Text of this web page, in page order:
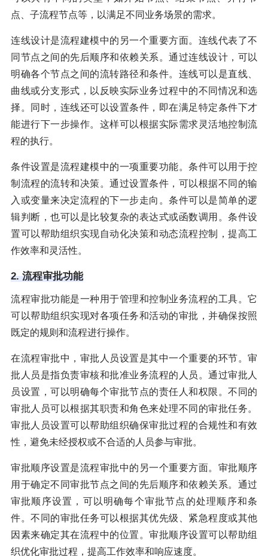
点、子流程节点等，以满足不同业务场景的需求。
连线设计是流程建模中的另一个重要方面。连线代表了不
同节点之间的先后顺序和依赖关系。通过连线设计，可以
明确各个节点之间的流转路径和条件。连线可以是直线、
曲线或分支形式，以反映实际业务过程中的不同情况和选
择。同时，连线还可以设置条件，即在满足特定条件下才
能进行下一步操作。这样可以根据实际需求灵活地控制流
程的执行。
条件设置是流程建模中的一项重要功能。条件可以用于控
制流程的流转和决策。通过设置条件，可以根据不同的输
入或变量来决定流程的下一步走向。条件可以是简单的逻
辑判断，也可以是比较复杂的表达式或函数调用。条件设
置可以帮助组织实现自动化决策和动态流程控制，提高工
作效率和灵活性。
2. 流程审批功能
流程审批功能是一种用于管理和控制业务流程的工具。它
可以帮助组织实现对各项任务和活动的审批，并确保按照
既定的规则和流程进行操作。
在流程审批中，审批人员设置是其中一个重要的环节。审
批人员是指负责审核和批准业务流程的人员。通过审批人
员设置，可以明确每个审批节点的责任人和权限。不同的
审批人员可以根据其职责和角色来处理不同的审批任务。
审批人员设置可以帮助组织确保审批过程的合规性和有效
性，避免未经授权或不合适的人员参与审批。
审批顺序设置是流程审批中的另一个重要方面。审批顺序
用于确定不同审批节点之间的先后顺序和依赖关系。通过
审批顺序设置，可以明确每个审批节点的处理顺序和条
件。不同的审批任务可以根据其优先级、紧急程度或其他
因素来确定其在流程中的位置。审批顺序设置可以帮助组
织优化审批过程，提高工作效率和响应速度。